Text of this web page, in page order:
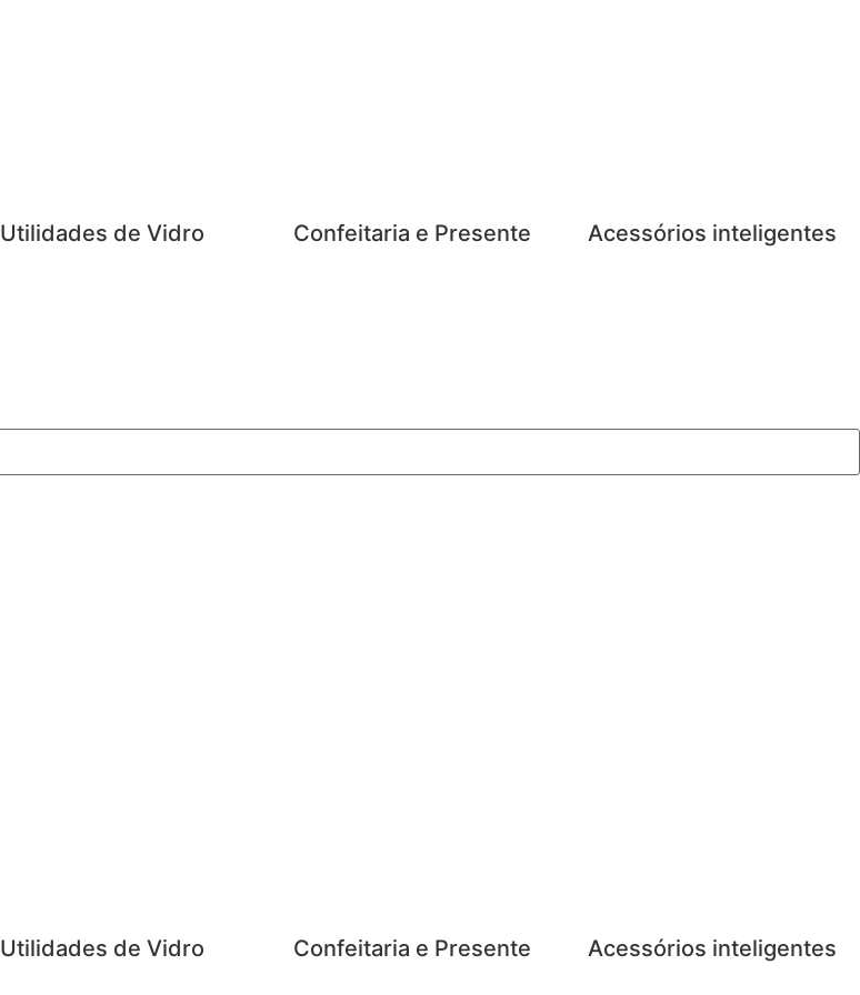
Utilidades de Vidro Confeitaria e Presente Acessórios inteligentes
Utilidades de Vidro Confeitaria e Presente Acessórios inteligentes